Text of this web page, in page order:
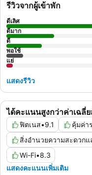
ได้คะแนนสูงกว่าค่าเฉลี่
ฟิตเนส•9.1 คุ้มค่า
สิ่งอำนวยความสะดวกแ
Wi-Fi•8.3
แสดงคะแนนเพิ่มเติม
รีวิวจากผู้เข้าพัก
ดีเลิศ
ดีมาก
ดี
พอใช้
แย่
แสดงรีวิว